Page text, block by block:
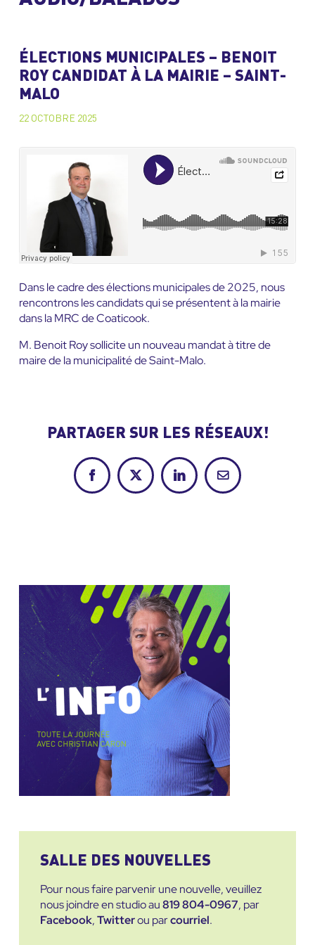
ÉLECTIONS MUNICIPALES – BENOIT
ROY CANDIDAT À LA MAIRIE – SAINT-
MALO
22 OCTOBRE 2025
Dans le cadre des élections municipales de 2025, nous
rencontrons les candidats qui se présentent à la mairie
dans la MRC de Coaticook.
M. Benoit Roy sollicite un nouveau mandat à titre de
maire de la municipalité de Saint-Malo.
PARTAGER SUR LES RÉSEAUX!
FacebookX LinkedInCourriel
SALLE DES NOUVELLES
Pour nous faire parvenir une nouvelle, veuillez
nous joindre en studio au819 804-0967, par
Facebook,Twitterou parcourriel.